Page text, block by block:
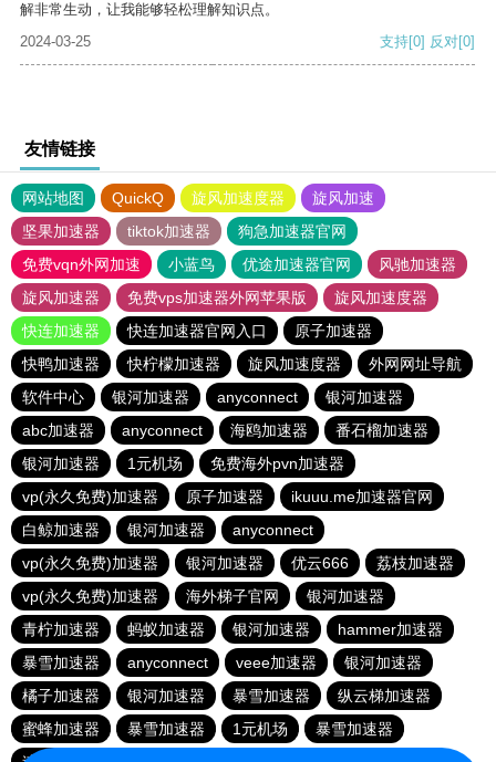
解非常生动，让我能够轻松理解知识点。
2024-03-25
支持[0] 反对[0]
友情链接
网站地图 QuickQ 旋风加速度器
旋风加速
坚果加速器
tiktok加速器
狗急加速器官网
免费vqn外网加速
小蓝鸟 优途加速器官网
风驰加速器
旋风加速器
免费vps加速器外网苹果版
旋风加速度器
快连加速器
快连加速器官网入口
原子加速器
快鸭加速器
快柠檬加速器 旋风加速度器
外网网址导航
软件中心
银河加速器 anyconnect
银河加速器
abc加速器
anyconnect 海鸥加速器
番石榴加速器
银河加速器
1元机场
免费海外pvn加速器
vp(永久免费)加速器
原子加速器
ikuuu.me加速器官网
白鲸加速器
银河加速器
anyconnect
vp(永久免费)加速器
银河加速器 优云666
荔枝加速器
vp(永久免费)加速器
海外梯子官网
银河加速器
青柠加速器
蚂蚁加速器 银河加速器
hammer加速器
暴雪加速器
anyconnect veee加速器
银河加速器
橘子加速器
银河加速器 暴雪加速器
纵云梯加速器
蜜蜂加速器
暴雪加速器 1元机场
暴雪加速器